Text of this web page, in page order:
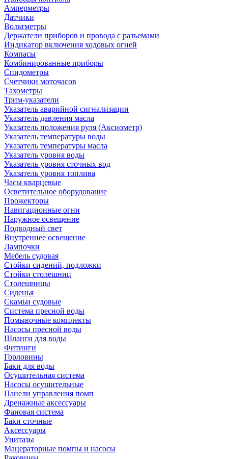
Амперметры
Датчики
Вольтметры
Держатели приборов и провода с разъемами
Индикатор включения ходовых огней
Компасы
Комбинированные приборы
Спидометры
Счетчики моточасов
Тахометры
Трим-указатели
Указатель аварийной сигнализации
Указатель давления масла
Указатель положения руля (Аксиометр)
Указатель температуры воды
Указатель температуры масла
Указатель уровня воды
Указатель уровня сточных вод
Указатель уровня топлива
Часы кварцевые
Осветительное оборудование
Прожекторы
Навигационные огни
Наружное освещение
Подводный свет
Внутреннее освещение
Лампочки
Мебель судовая
Стойки сидений, подложки
Стойки столешниц
Столешницы
Сиденья
Скамьи судовые
Система пресной воды
Помывочные комплекты
Насосы пресной воды
Шланги для воды
Фитинги
Горловины
Баки для воды
Осушительная система
Насосы осушительные
Панели управления помп
Дренажные аксессуары
Фановая система
Баки сточные
Аксессуары
Унитазы
Мацераторные помпы и насосы